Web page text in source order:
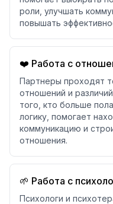
роли, улучшать
повышать
❤️ Работа с
Партнеры проходят
отношений и
того, кто больше
логику, помогает
коммуникацию и
отношения.
🌱 Работа с
Психологи и